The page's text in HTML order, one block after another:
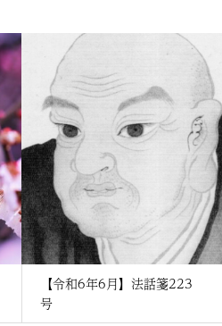
【令和6年6月】法話箋223
号